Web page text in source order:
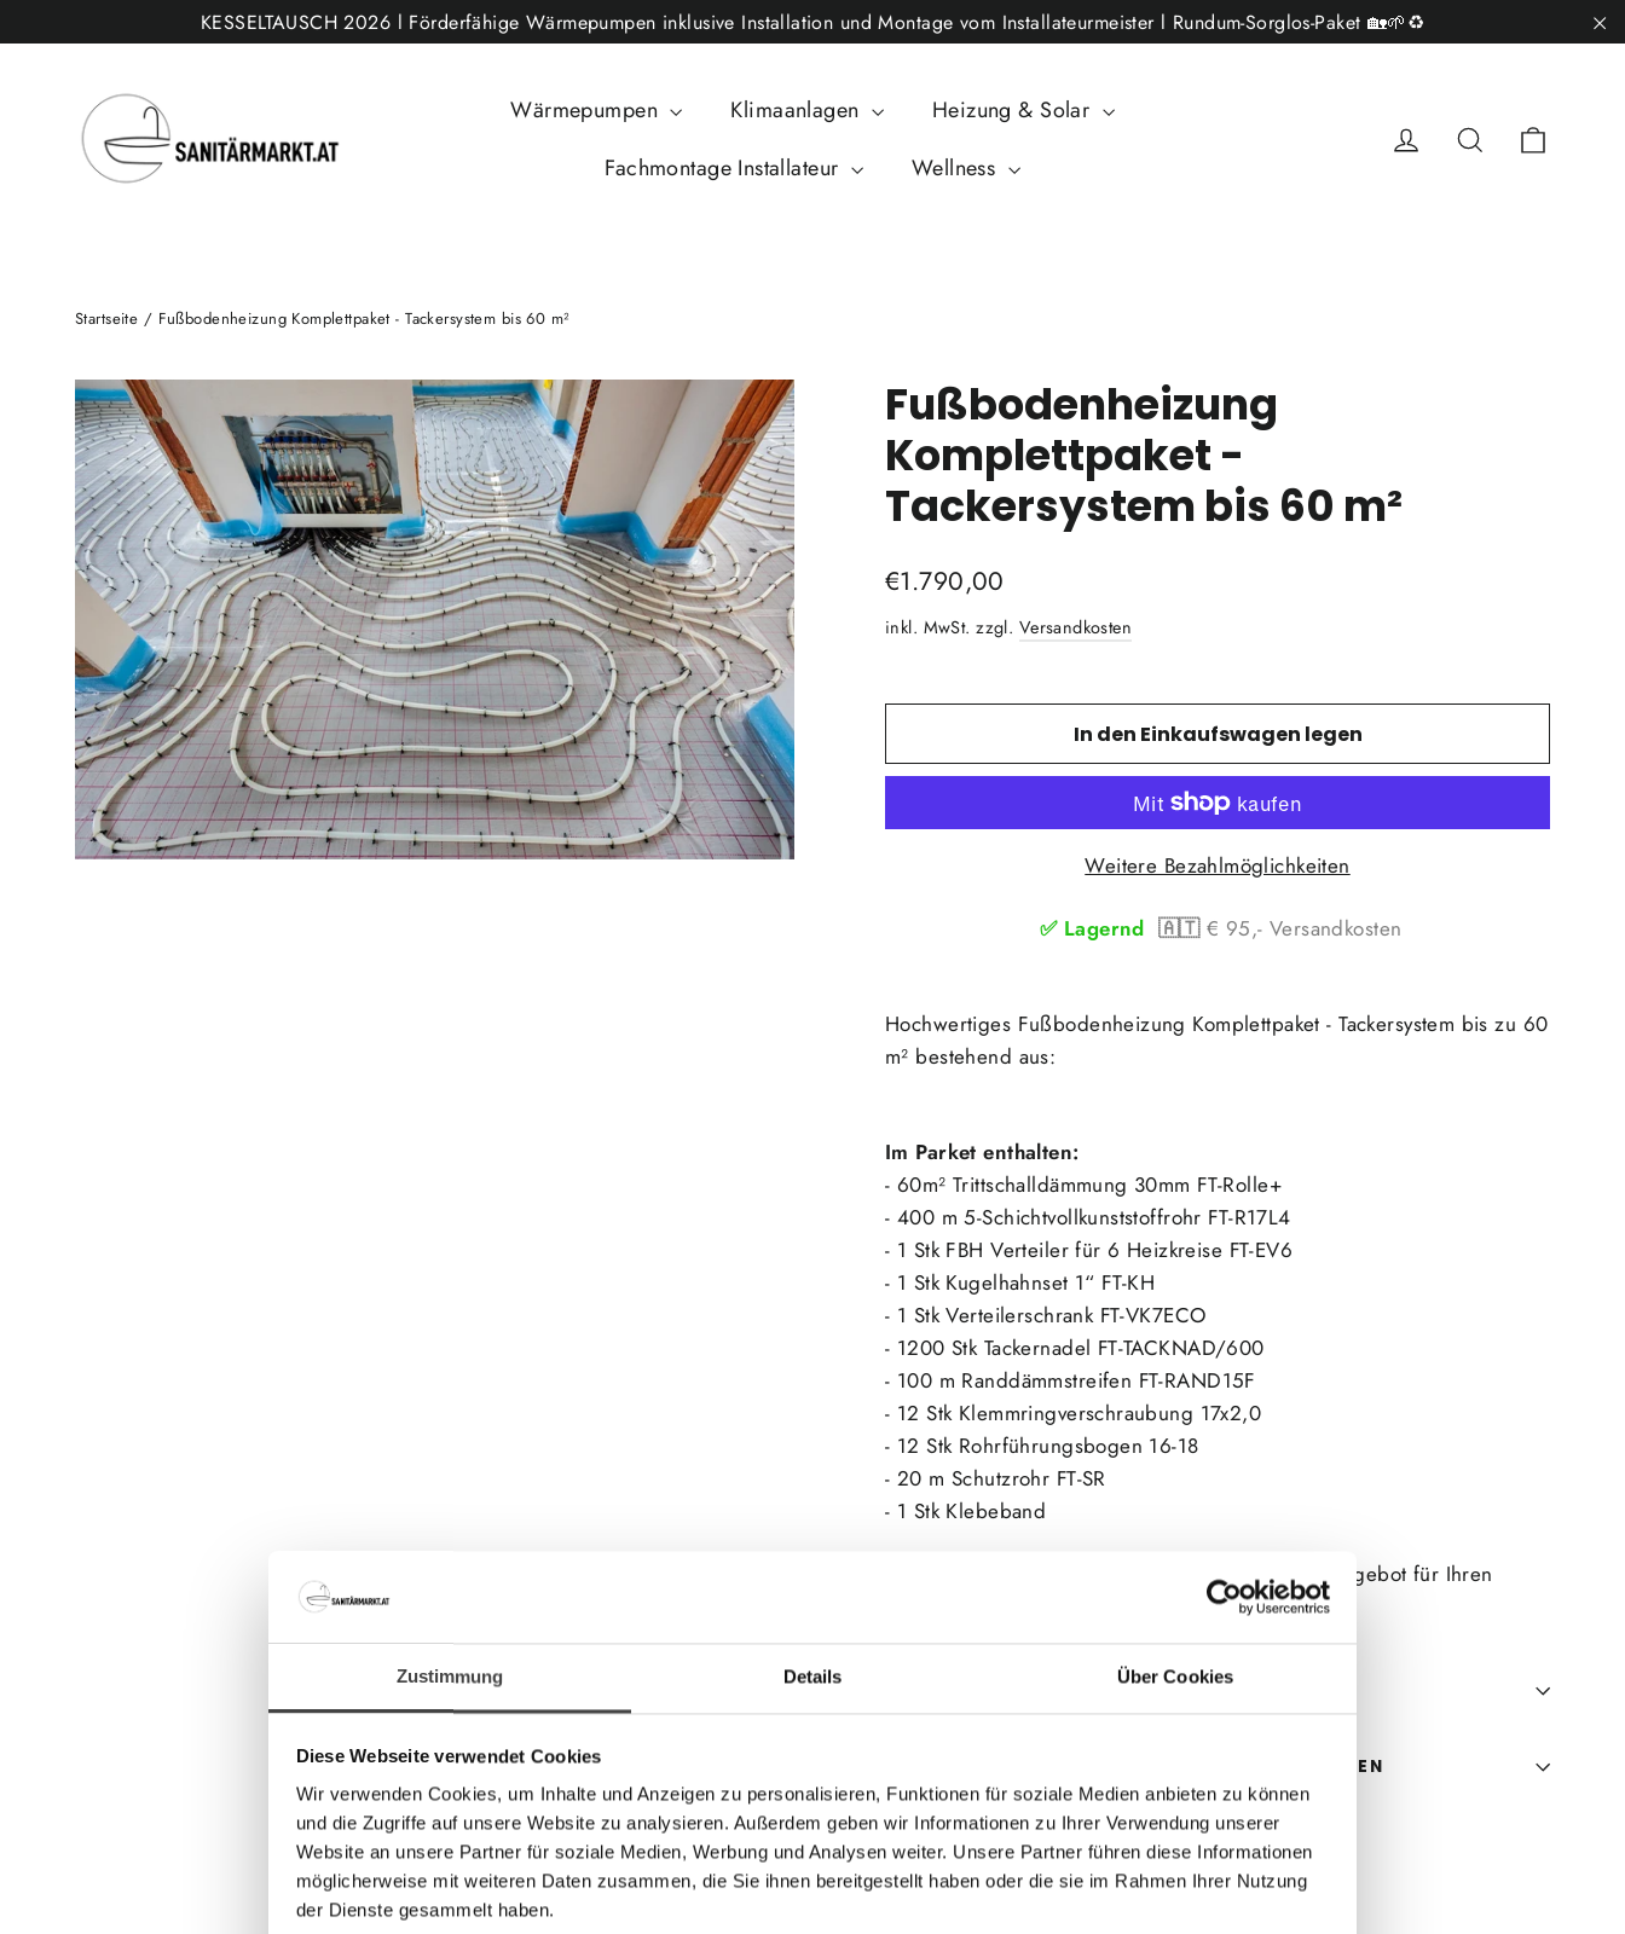
Zustimmung Details Über Cookies
Diese Webseite verwendet Cookies
Wir verwenden Cookies, um Inhalte und Anzeigen zu personalisieren, Funktionen für soziale Medien anbieten zu können
und die Zugriffe auf unsere Website zu analysieren. Außerdem geben wir Informationen zu Ihrer Verwendung unserer
Website an unsere Partner für soziale Medien, Werbung und Analysen weiter. Unsere Partner führen diese Informationen
möglicherweise mit weiteren Daten zusammen, die Sie ihnen bereitgestellt haben oder die sie im Rahmen Ihrer Nutzung
der Dienste gesammelt haben.
zum
KESSELTAUSCH 2026 l Förderfähige Wärmepumpen inklusive Installation und Montage vom Installateurmeister l Rundum-Sorglos-Paket 🏡🌱♻️
Wärmepumpen Klimaanlagen
Heizung & Solar
Fachmontage Installateur
Wellness
EinloggenSuche
Startseite / Fußbodenheizung Komplettpaket - Tackersystem bis 60 m²
Fußbodenheizung
Komplettpaket -
Tackersystem bis 60 m²
Normaler
€1.790,00
inkl. MwSt. zzgl. Versandkosten
In den Einkaufswagen legen
Weitere Bezahlmöglichkeiten
✅ Lagernd 🇦🇹 € 95,- Versandkosten
Hochwertiges Fußbodenheizung Komplettpaket - Tackersystem bis zu 60
m² bestehend aus:
Im Parket enthalten:
- 60m² Trittschalldämmung 30mm FT-Rolle+
- 400 m 5-Schichtvollkunststoffrohr FT-R17L4
- 1 Stk FBH Verteiler für 6 Heizkreise FT-EV6
- 1 Stk Kugelhahnset 1“ FT-KH
- 1 Stk Verteilerschrank FT-VK7ECO
- 1200 Stk Tackernadel FT-TACKNAD/600
- 100 m Randdämmstreifen FT-RAND15F
- 12 Stk Klemmringverschraubung 17x2,0
- 12 Stk Rohrführungsbogen 16-18
- 20 m Schutzrohr FT-SR
- 1 Stk Klebeband
Gerne stellen wir Ihnen ein maßgeschneidertes Angebot für Ihren
individuellen Wohnraum zusammen.
ZAHLUNGSMODALITÄTEN
GERNE KÖNNEN SIE UNS EINE FRAGE STELLEN